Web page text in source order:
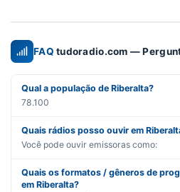
FAQ tudoradio.com —
Qual a população de Riberalta?
78.100
Quais rádios posso ouvir em
Você pode ouvir emissoras como:
Quais os formatos / gêneros de
em Riberalta?